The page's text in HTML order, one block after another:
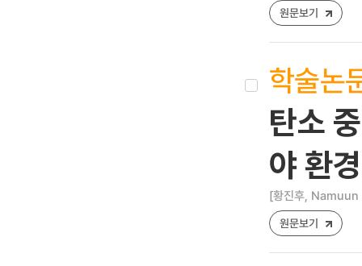
원문보기
학술논
탄소
야 환
[황진후, Namuun
원문보기